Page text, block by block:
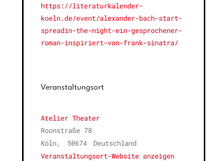
https://literaturkalender-
koeln.de/event/alexander-bach-start-
spreadin-the-night-ein-gesprochener-
roman-inspiriert-von-frank-sinatra/
Veranstaltungsort
Atelier Theater
Roonstraße 78
Köln, 50674
Deutschland
Veranstaltungsort-Website anzeigen